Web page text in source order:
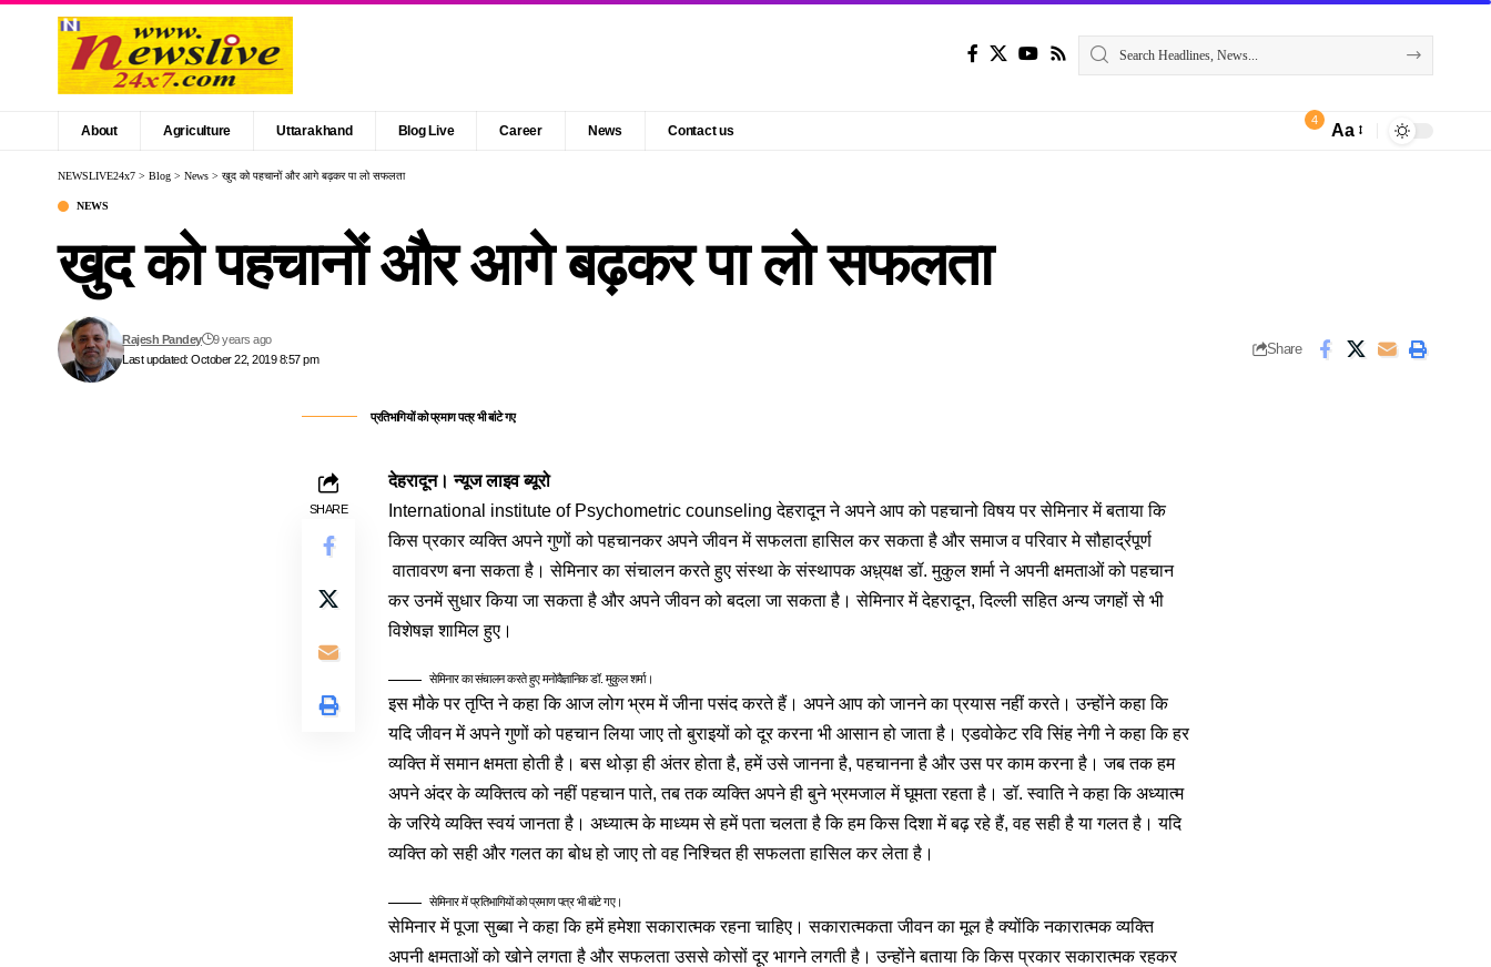
About Agriculture Uttarakhand Blog Live Career News Contact us
4
Aa
NEWSLIVE24x7 > Blog > News > खुद को पहचानों और आगे बढ़कर पा लो सफलता
NEWS
खुद को पहचानों और आगे बढ़कर पा लो सफलता
Last updated: October 22, 2019 8:57 pm
Rajesh Pandey 9 years ago
Share
प्रतिभागियों को प्रमाण पत्र भी बांटे गए
SHARE
देहरादून। न्यूज लाइव ब्यूरो
International institute of Psychometric counseling देहरादून ने अपने आप को पहचानो विषय पर सेमिनार में बताया कि
किस प्रकार व्यक्ति अपने गुणों को पहचानकर अपने जीवन में सफलता हासिल कर सकता है और समाज व परिवार मे सौहार्द्रपूर्ण
वातावरण बना सकता है। सेमिनार का संचालन करते हुए संस्था के संस्थापक अध़्यक्ष डॉ. मुकुल शर्मा ने अपनी क्षमताओं को पहचान
कर उनमें सुधार किया जा सकता है और अपने जीवन को बदला जा सकता है। सेमिनार में देहरादून, दिल्ली सहित अन्य जगहों से भी
विशेषज्ञ शामिल हुए।
सेमिनार का संचालन करते हुए मनोवैज्ञानिक डॉ. मुकुल शर्मा।
इस मौके पर तृप्ति ने कहा कि आज लोग भ्रम में जीना पसंद करते हैं। अपने आप को जानने का प्रयास नहीं करते। उन्होंने कहा कि
यदि जीवन में अपने गुणों को पहचान लिया जाए तो बुराइयों को दूर करना भी आसान हो जाता है। एडवोकेट रवि सिंह नेगी ने कहा कि हर
व्यक्ति में समान क्षमता होती है। बस थोड़ा ही अंतर होता है, हमें उसे जानना है, पहचानना है और उस पर काम करना है। जब तक हम
अपने अंदर के व्यक्तित्व को नहीं पहचान पाते, तब तक व्यक्ति अपने ही बुने भ्रमजाल में घूमता रहता है। डॉ. स्वाति ने कहा कि अध्यात्म
के जरिये व्यक्ति स्वयं जानता है। अध्यात्म के माध्यम से हमें पता चलता है कि हम किस दिशा में बढ़ रहे हैं, वह सही है या गलत है। यदि
व्यक्ति को सही और गलत का बोध हो जाए तो वह निश्चित ही सफलता हासिल कर लेता है।
सेमिनार में प्रतिभागियों को प्रमाण पत्र भी बांटे गए।
सेमिनार में पूजा सुब्बा ने कहा कि हमें हमेशा सकारात्मक रहना चाहिए। सकारात्मकता जीवन का मूल है क्योंकि नकारात्मक व्यक्ति
अपनी क्षमताओं को खोने लगता है और सफलता उससे कोसों दूर भागने लगती है। उन्होंने बताया कि किस प्रकार सकारात्मक रहकर